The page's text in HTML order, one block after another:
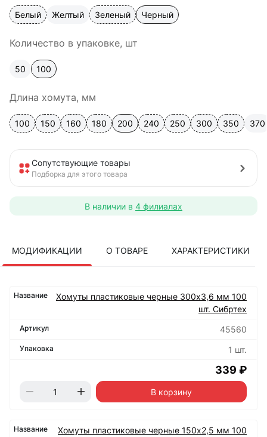
Белый Желтый Зеленый Черный
Количество в упаковке, шт
50 100
Длина хомута, мм
100 150 160 180 200 240 250 300 350 370
Сопутствующие товары
Подборка для этого товара
В наличии в 4 филиалах
МОДИФИКАЦИИ О ТОВАРЕ ХАРАКТЕРИСТИКИ
Хомуты пластиковые черные 300х3,6 мм 100
шт. Сибртех
45560
1 шт.
339 ₽
В корзину
Хомуты пластиковые черные 150х2,5 мм 100